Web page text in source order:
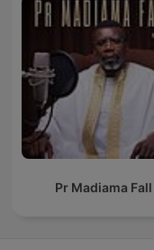
Pr Madiama Fall